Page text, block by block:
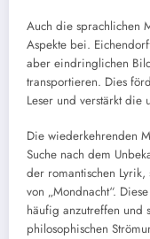
Auch die sprachlichen
Aspekte bei.
aber eindringlichen
transportieren. Dies
Leser und verstärkt die
Die wiederkehrenden
Suche nach dem
der romantischen
von „Mondnacht“.
häufig anzutreffen und
philosophischen